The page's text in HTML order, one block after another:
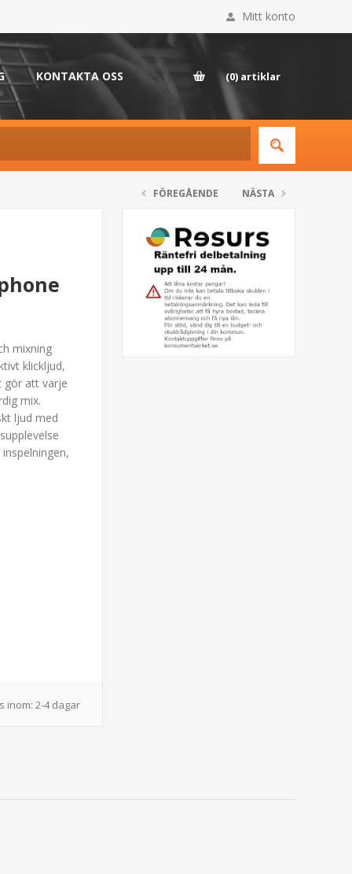
Mitt konto
KONTAKTA OSS (0) artiklar
FÖREGÅENDE NÄSTA
mixning
klickljud,
gör att varje
mix.
ljud med
inom: 2-4 dagar